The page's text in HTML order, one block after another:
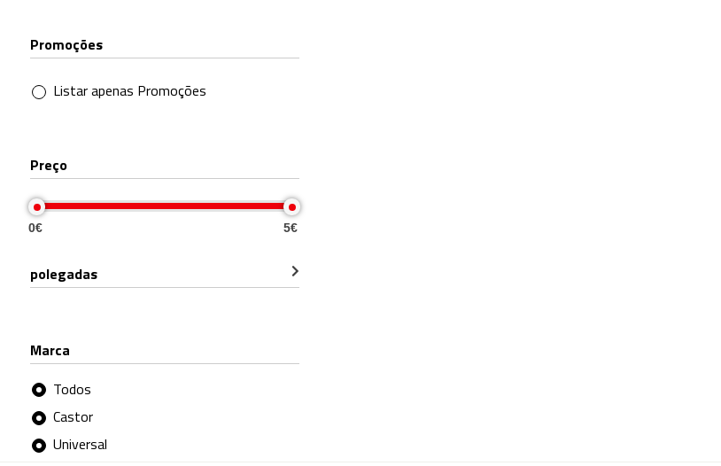
Promoções
Listar apenas Promoções
Preço
0€ 5€
polegadas
Marca
Todos
Castor
Universal